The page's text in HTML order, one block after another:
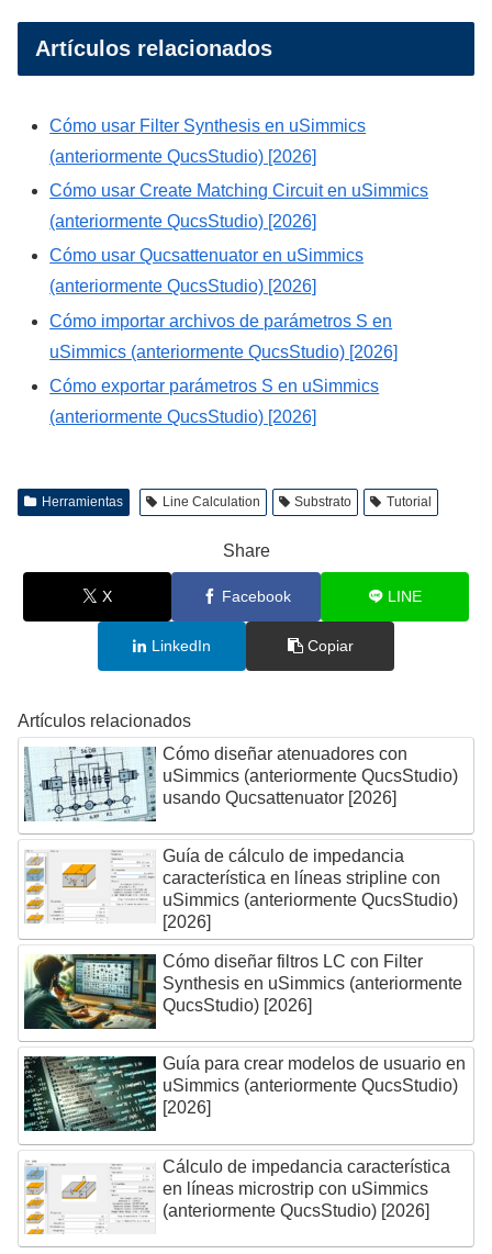
Artículos relacionados
Cómo usar Filter Synthesis en uSimmics
(anteriormente QucsStudio) [2026]
Cómo usar Create Matching Circuit en uSimmics
(anteriormente QucsStudio) [2026]
Cómo usar Qucsattenuator en uSimmics
(anteriormente QucsStudio) [2026]
Cómo importar archivos de parámetros S en
uSimmics (anteriormente QucsStudio) [2026]
Cómo exportar parámetros S en uSimmics
(anteriormente QucsStudio) [2026]
Herramientas Line Calculation Substrato Tutorial
Share
X Facebook LINE
LinkedIn Copiar
Artículos relacionados
Cómo diseñar atenuadores con
uSimmics (anteriormente QucsStudio)
usando Qucsattenuator [2026]
Guía de cálculo de impedancia
característica en líneas stripline con
uSimmics (anteriormente QucsStudio)
[2026]
Cómo diseñar filtros LC con Filter
Synthesis en uSimmics (anteriormente
QucsStudio) [2026]
Guía para crear modelos de usuario en
uSimmics (anteriormente QucsStudio)
[2026]
Cálculo de impedancia característica
en líneas microstrip con uSimmics
(anteriormente QucsStudio) [2026]